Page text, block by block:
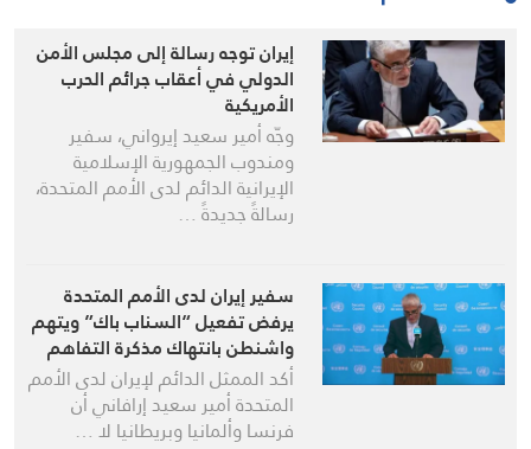
إيران توجه رسالة إلى مجلس الأمن
الدولي في أعقاب جرائم الحرب
الأمريكية
وجّه أمير سعيد إيرواني، سفير
ومندوب الجمهورية الإسلامية
الإيرانية الدائم لدى الأمم المتحدة،
رسالةً جديدةً …
سفير إيران لدى الأمم المتحدة
يرفض تفعيل “السناب باك” ويتهم
واشنطن بانتهاك مذكرة التفاهم
أكد الممثل الدائم لإيران لدى الأمم
المتحدة أمير سعيد إرافاني أن
فرنسا وألمانيا وبريطانيا لا …